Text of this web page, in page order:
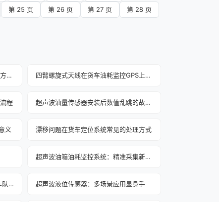
第 25 页 第 26 页 第 27 页 第 28 页
电阻式液位传感器：核心原理与实现方式解析 四臂螺旋式天线在货车油耗监控GPS上的应用
程 超声波油量传感器安装后数值乱跳的故障排查与解决
义 漂移问题在货车定位系统常见的处理方式
超声波油箱油耗监控系统：精准采集新突破
油箱油耗监控系统 油耗分析驱动的车队运营优化 超声波液位传感器：多场景应用显身手